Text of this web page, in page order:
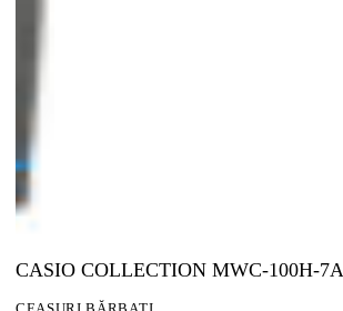
CASIO COLLECTION MWC-100H-7A